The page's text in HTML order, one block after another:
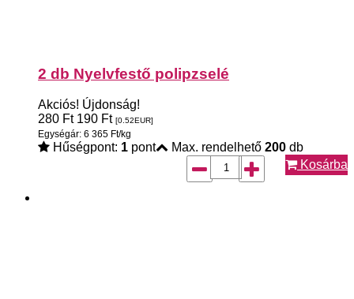
2 db Nyelvfestő polipzselé
Akciós! Újdonság!
280 Ft 190 Ft [0.52EUR]
Egységár: 6 365 Ft/kg
Hűségpont: 1 pont Max. rendelhető 200 db
Kosárba